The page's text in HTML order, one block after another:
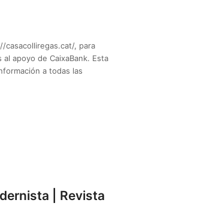
casacolliregas.cat/, para
apoyo de CaixaBank. Esta
a todas las
| Revista